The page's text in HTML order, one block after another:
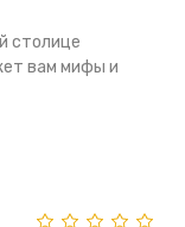
столице
вам мифы и